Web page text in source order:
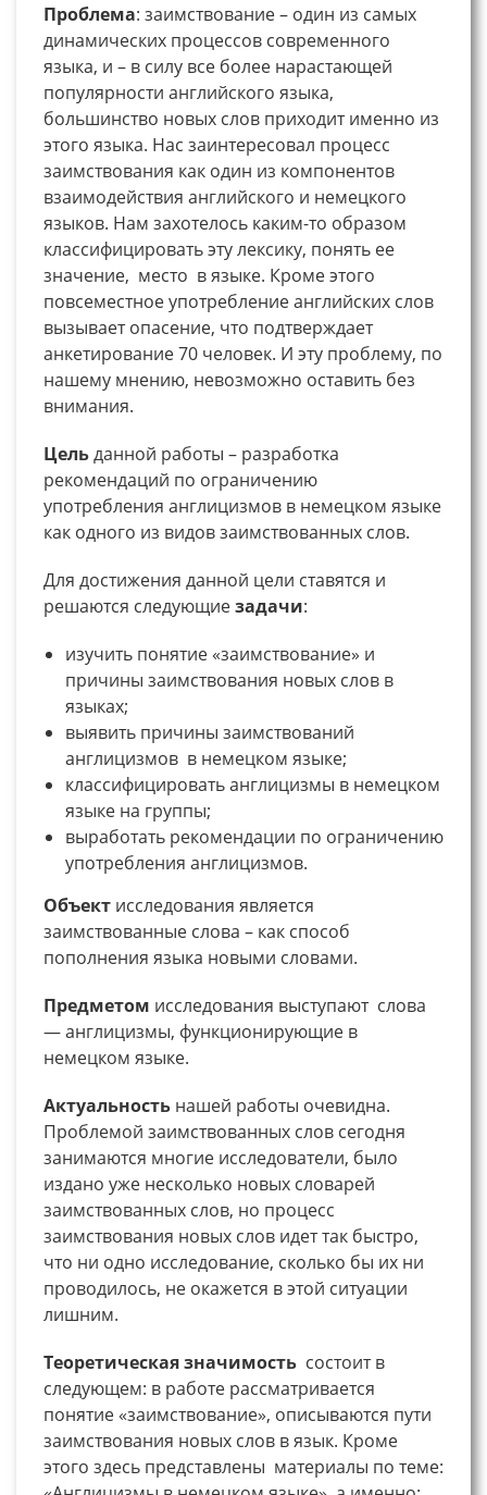
Проблема: заимствование – один из самых
динамических процессов современного
языка, и – в силу все более нарастающей
популярности английского языка,
большинство новых слов приходит именно из
этого языка. Нас заинтересовал процесс
заимствования как один из компонентов
взаимодействия английского и немецкого
языков. Нам захотелось каким-то образом
классифицировать эту лексику, понять ее
значение, место в языке. Кроме этого
повсеместное употребление английских слов
вызывает опасение, что подтверждает
анкетирование 70 человек. И эту проблему, по
нашему мнению, невозможно оставить без
внимания.
Цельданной работы – разработка
рекомендаций по ограничению
употребления англицизмов в немецком языке
как одного из видов заимствованных слов.
Для достижения данной цели ставятся и
решаются следующиезадачи:
изучить понятие «заимствование» и
причины заимствования новых слов в
языках;
выявить причины заимствований
англицизмов в немецком языке;
классифицировать англицизмы в немецком
языке на группы;
выработать рекомендации по ограничению
употребления англицизмов.
Объект исследования является
заимствованные слова – как способ
пополнения языка новыми словами.
Предметом исследования выступают слова
— англицизмы, функционирующие в
немецком языке.
Актуальность нашей работы очевидна.
Проблемой заимствованных слов сегодня
занимаются многие исследователи, было
издано уже несколько новых словарей
заимствованных слов, но процесс
заимствования новых слов идет так быстро,
что ни одно исследование, сколько бы их ни
проводилось, не окажется в этой ситуации
лишним.
Теоретическая значимость состоит в
следующем: в работе рассматривается
понятие «заимствование», описываются пути
заимствования новых слов в язык. Кроме
этого здесь представлены материалы по теме: